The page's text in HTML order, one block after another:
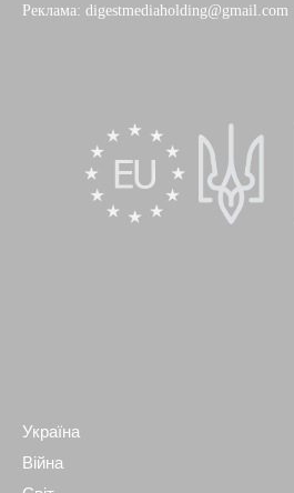
Реклама: digestmediaholding@gmail.com
Україна
Війна